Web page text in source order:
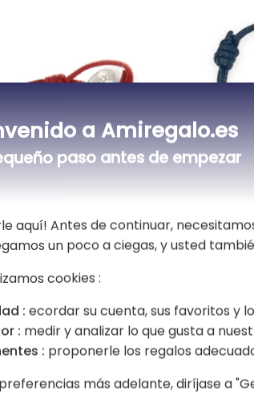
personalizada
opiniones)
Todos los brazaletes en plata
a Amiregalo.es
paso antes de empezar
aquí! Antes de continuar,
un poco a ciegas, y usted
cookies :
: ecordar su cuenta, sus favoritos y
: medir y analizar lo que gusta a
: proponerle los regalos
más adelante, diríjase a